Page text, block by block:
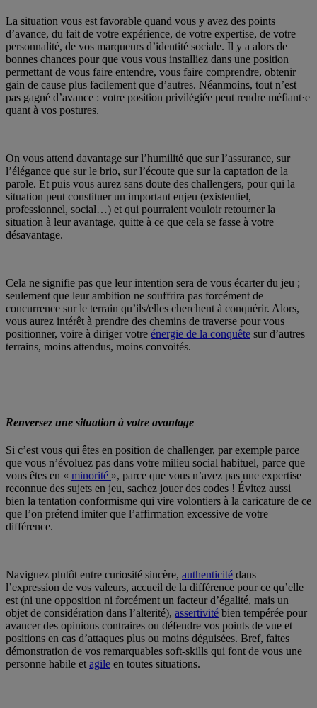
La situation vous est favorable quand vous y avez des points
d’avance, du fait de votre expérience, de votre expertise, de votre
personnalité, de vos marqueurs d’identité sociale. Il y a alors de
bonnes chances pour que vous vous installiez dans une position
permettant de vous faire entendre, vous faire comprendre, obtenir
gain de cause plus facilement que d’autres. Néanmoins, tout n’est
pas gagné d’avance : votre position privilégiée peut rendre méfiant·e
quant à vos postures.
On vous attend davantage sur l’humilité que sur l’assurance, sur
l’élégance que sur le brio, sur l’écoute que sur la captation de la
parole. Et puis vous aurez sans doute des challengers, pour qui la
situation peut constituer un important enjeu (existentiel,
professionnel, social…) et qui pourraient vouloir retourner la
situation à leur avantage, quitte à ce que cela se fasse à votre
désavantage.
Cela ne signifie pas que leur intention sera de vous écarter du jeu ;
seulement que leur ambition ne souffrira pas forcément de
concurrence sur le terrain qu’ils/elles cherchent à conquérir. Alors,
vous aurez intérêt à prendre des chemins de traverse pour vous
positionner, voire à diriger votre énergie de la conquête sur d’autres
terrains, moins attendus, moins convoités.
Renversez une situation à votre avantage
Si c’est vous qui êtes en position de challenger, par exemple parce
que vous n’évoluez pas dans votre milieu social habituel, parce que
vous êtes en « minorité », parce que vous n’avez pas une expertise
reconnue des sujets en jeu, sachez jouer des codes ! Évitez aussi
bien la tentation conformisme qui vire volontiers à la caricature de ce
que l’on prétend imiter que l’affirmation excessive de votre
différence.
Naviguez plutôt entre curiosité sincère, authenticité dans
l’expression de vos valeurs, accueil de la différence pour ce qu’elle
est (ni une opposition ni forcément un facteur d’égalité, mais un
objet de considération dans l’alterité), assertivité bien tempérée pour
avancer des opinions contraires ou défendre vos points de vue et
positions en cas d’attaques plus ou moins déguisées. Bref, faites
démonstration de vos remarquables soft-skills qui font de vous une
personne habile et agile en toutes situations.